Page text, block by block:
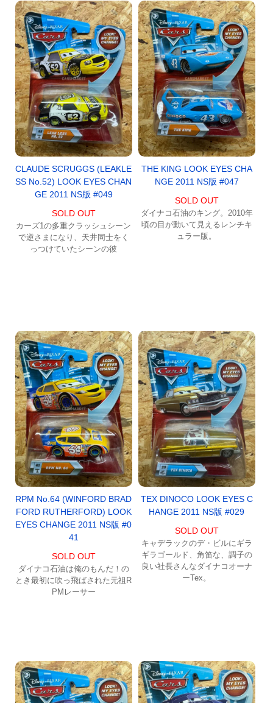
CLAUDE SCRUGGS (LEAKLE
SS No.52) LOOK EYES CHAN
GE 2011 NS版 #049
SOLD OUT
カーズ1の多重クラッシュシーン
で逆さまになり、天井同士をく
っつけていたシーンの彼
THE KING LOOK EYES CHA
NGE 2011 NS版 #047
SOLD OUT
ダイナコ石油のキング。2010年
頃の目が動いて見えるレンチキ
ュラー版。
RPM No.64 (WINFORD BRAD
FORD RUTHERFORD) LOOK
EYES CHANGE 2011 NS版 #0
41
SOLD OUT
ダイナコ石油は俺のもんだ！の
とき最初に吹っ飛ばされた元祖R
PMレーサー
TEX DINOCO LOOK EYES C
HANGE 2011 NS版 #029
SOLD OUT
キャデラックのデ・ビルにギラ
ギラゴールド、角笛な、調子の
良い社長さんなダイナコオーナ
ーTex。